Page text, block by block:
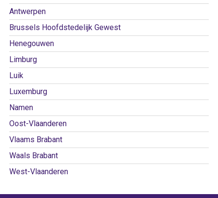
Antwerpen
Brussels Hoofdstedelijk Gewest
Henegouwen
Limburg
Luik
Luxemburg
Namen
Oost-Vlaanderen
Vlaams Brabant
Waals Brabant
West-Vlaanderen